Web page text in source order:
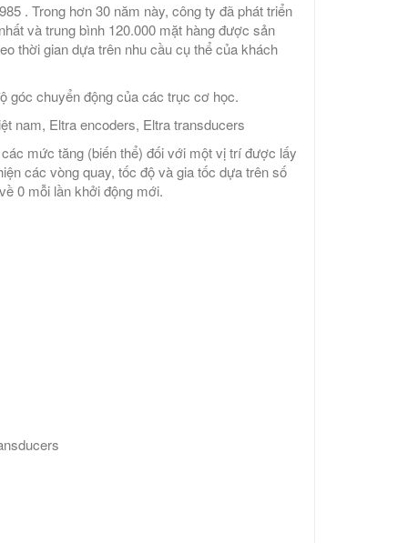
. Trong hơn 30 năm này, công ty đã phát triển
và trung bình 120.000 mặt hàng được sản
thời gian dựa trên nhu cầu cụ thể của khách
góc chuyển động của các trục cơ học.
nam, Eltra encoders, Eltra transducers
mức tăng (biến thể) đối với một vị trí được lấy
các vòng quay, tốc độ và gia tốc dựa trên số
0 mỗi lần khởi động mới.